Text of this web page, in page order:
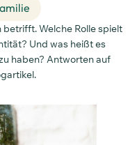
betrifft. Welche Rolle spielt
Und was heißt es
haben? Antworten auf